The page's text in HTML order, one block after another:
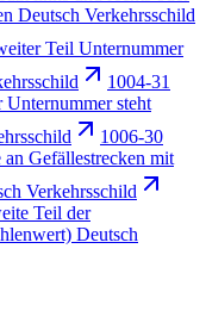
Deutsch Verkehrsschild
Teil Unternummer
1004-31
steht
1006-30
Gefällestrecken mit
Verkehrsschild
Teil der
Deutsch